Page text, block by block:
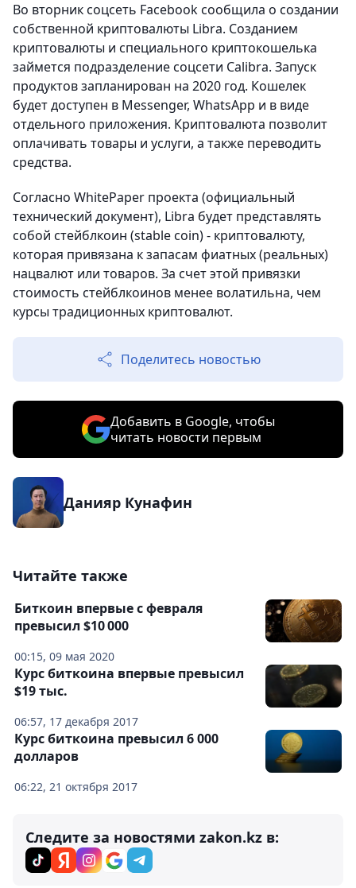
Во вторник соцсеть Facebook сообщила о создании
собственной криптовалюты Libra. Созданием
криптовалюты и специального криптокошелька
займется подразделение соцсети Calibra. Запуск
продуктов запланирован на 2020 год. Кошелек
будет доступен в Messenger, WhatsApp и в виде
отдельного приложения. Криптовалюта позволит
оплачивать товары и услуги, а также переводить
средства.
Согласно WhitePaper проекта (официальный
технический документ), Libra будет представлять
собой стейблкоин (stable coin) - криптовалюту,
которая привязана к запасам фиатных (реальных)
нацвалют или товаров. За счет этой привязки
стоимость стейблкоинов менее волатильна, чем
курсы традиционных криптовалют.
Поделитесь новостью
Добавить в Google, чтобы
читать новости первым
Данияр Кунафин
Читайте также
00:15, 09 мая 2020
Биткоин впервые с февраля
превысил $10 000
06:57, 17 декабря 2017
Курс биткоина впервые превысил
$19 тыс.
06:22, 21 октября 2017
Курс биткоина превысил 6 000
долларов
Следите за новостями zakon.kz в: